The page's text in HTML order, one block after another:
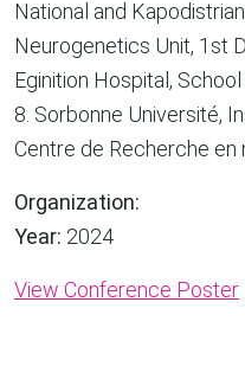
National and
Neurogenetics Unit, 1st
Eginition Hospital,
8. Sorbonne Université,
Centre de Recherche en
Organization:
Year: 2024
View Conference Poster